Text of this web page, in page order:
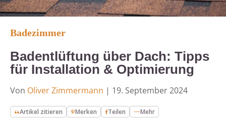
Badezimmer
Badentlüftung über Dach: Tipps
für Installation & Optimierung
Von Oliver Zimmermann | 19. September 2024
Artikel zitieren Merken Teilen Mehr